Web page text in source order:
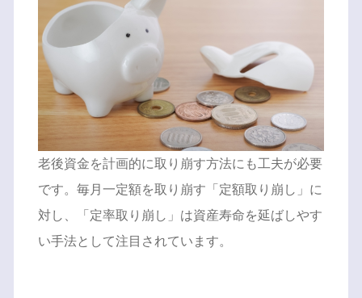
老後資金を計画的に取り崩す方法にも工夫が必要
です。毎月一定額を取り崩す「定額取り崩し」に
対し、「定率取り崩し」は資産寿命を延ばしやす
い手法として注目されています。